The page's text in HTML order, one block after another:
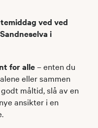
ved ved
i
for alle– enten du
eller sammen
måltid, slå av en
ansikter i en